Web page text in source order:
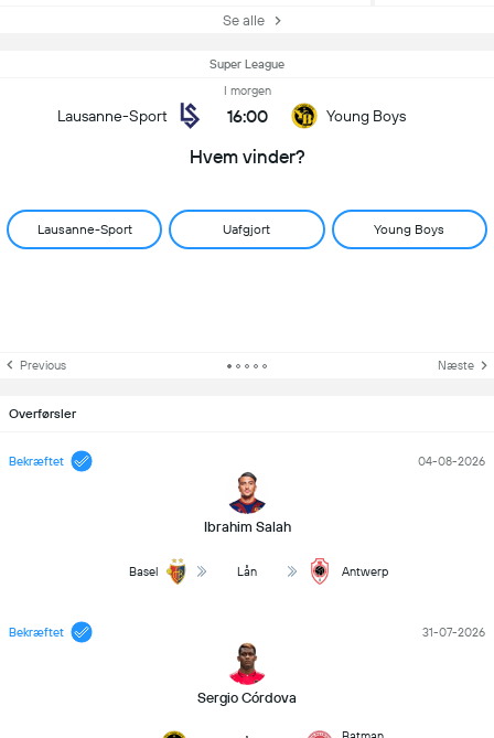
Se alle
Super League
Lausanne-Sport
I morgen
16:00 Young Boys
Hvem vinder?
Lausanne-Sport Uafgjort Young Boys
Previous Næste
Overførsler
Bekræftet
Ibrahim Salah
04-08-2026
Basel Lån Antwerp
Bekræftet
Sergio Córdova
31-07-2026